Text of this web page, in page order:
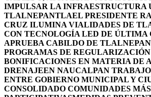
IMPULSAR LA INFRAESTRUCTURA
TLALNEPANTLAEL PRESIDENTE
CRUZ ILUMINA VIALIDADES DE
CON TECNOLOGÍA LED DE ÚLTIMA
APRUEBA CABILDO DE
PROGRAMAS DE
BONIFICACIONES EN MATERIA DE
DRENAJEEN NAUCALPAN
ENTRE GOBIERNO MUNICIPAL Y
CONSOLIDADO COMUNIDADES